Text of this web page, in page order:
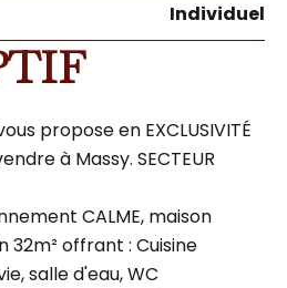
Individuel
propose en EXCLUSIVITÉ
à Massy. SECTEUR
CALME, maison
32m² offrant : Cuisine
salle d'eau, WC